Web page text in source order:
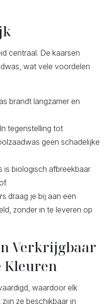
centraal. De kaarsen
wat vele voordelen
brandt langzamer en
tegenstelling tot
geen schadelijke
is biologisch afbreekbaar
draag je bij aan een
zonder in te leveren op
Verkrijgbaar
Kleuren
waardoor elk
ze beschikbaar in